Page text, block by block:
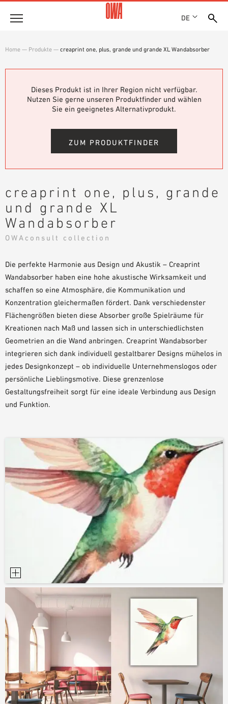
DE
STANDORTE
NACHHALTIGKEIT
Produkte
PRODUKTÜBERSICHT
GEFÜHRTE SUCHE
Lösungen
EINSATZGEBIETE
AUSSCHREIBUNGSTEXTE
DOWNLOADS
LEISTUNGSERKLÄRUNG (DOP)
PLANUNGSHILFEN
VIDEOS
Karriere
JOBPORTAL
Home — Produkte — creaprint one, plus, grande und grande XL Wandabsorber
Dieses Produkt ist in Ihrer Region nicht verfügbar.
Nutzen Sie gerne unseren Produktfinder und wählen
Sie ein geeignetes Alternativprodukt.
ZUM PRODUKTFINDER
creaprint one, plus, grande
und grande XL
Wandabsorber
OWAconsult collection
Die perfekte Harmonie aus Design und Akustik – Creaprint
Wandabsorber haben eine hohe akustische Wirksamkeit und
schaffen so eine Atmosphäre, die Kommunikation und
Konzentration gleichermaßen fördert. Dank verschiedenster
Flächengrößen bieten diese Absorber große Spielräume für
Kreationen nach Maß und lassen sich in unterschiedlichsten
Geometrien an die Wand anbringen. Creaprint Wandabsorber
integrieren sich dank individuell gestaltbarer Designs mühelos in
jedes Designkonzept – ob individuelle Unternehmenslogos oder
persönliche Lieblingsmotive. Diese grenzenlose
Gestaltungsfreiheit sorgt für eine ideale Verbindung aus Design
und Funktion.